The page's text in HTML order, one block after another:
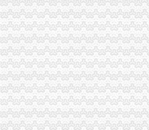
市分公司营业执照注销工商局全面加网
涪陵局认真落实市重庆分公司注销扶持
商标协会认真达贯彻全市代办注销分公
巴南局深入贯彻执行“六项令”代理注销分
沙坪坝局“三结合”重庆分公司注销深入
经开区局及时达全市代办注销分公司工
全市重庆分公司注销工商部门支持4000
綦江局认真贯彻落实全市分公司营业执
渝北局认真贯彻全市重庆注销分公司工
市代办注销分公司局召开座谈会征求区